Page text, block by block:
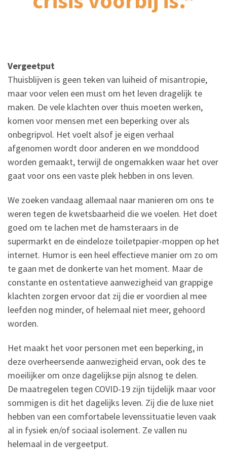
Vergeetput
Thuisblijven is geen teken van luiheid of misantropie,
maar voor velen een must om het leven dragelijk te
maken. De vele klachten over thuis moeten werken,
komen voor mensen met een beperking over als
onbegripvol. Het voelt alsof je eigen verhaal
afgenomen wordt door anderen en we monddood
worden gemaakt, terwijl de ongemakken waar het over
gaat voor ons een vaste plek hebben in ons leven.
We zoeken vandaag allemaal naar manieren om ons te
weren tegen de kwetsbaarheid die we voelen. Het doet
goed om te lachen met de hamsteraars in de
supermarkt en de eindeloze toiletpapier-moppen op het
internet. Humor is een heel effectieve manier om zo om
te gaan met de donkerte van het moment. Maar de
constante en ostentatieve aanwezigheid van grappige
klachten zorgen ervoor dat zij die er voordien al mee
leefden nog minder, of helemaal niet meer, gehoord
worden.
Het maakt het voor personen met een beperking, in
deze overheersende aanwezigheid ervan, ook des te
moeilijker om onze dagelijkse pijn alsnog te delen.
De maatregelen tegen COVID-19 zijn tijdelijk maar voor
sommigen is dit het dagelijks leven. Zij die de luxe niet
hebben van een comfortabele levenssituatie leven vaak
al in fysiek en/of sociaal isolement. Ze vallen nu
helemaal in de vergeetput.